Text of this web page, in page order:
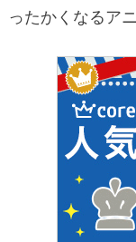
ったかくなるア